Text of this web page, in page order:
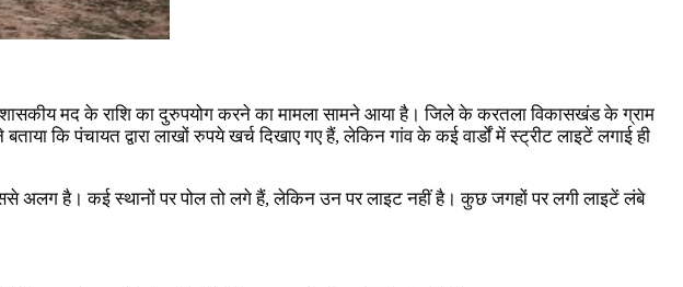
मद के राशि का दुरुपयोग करने का मामला सामने आया है। जिले के करतला विकासखंड के ग्राम
कि पंचायत द्वारा लाखों रुपये खर्च दिखाए गए हैं, लेकिन गांव के कई वार्डों में स्ट्रीट लाइटें लगाई ही
अलग है। कई स्थानों पर पोल तो लगे हैं, लेकिन उन पर लाइट नहीं है। कुछ जगहों पर लगी लाइटें लंबे